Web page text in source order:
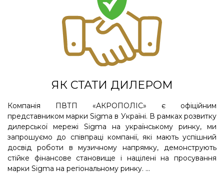
ЯК СТАТИ ДИЛЕРОМ
Компанія ПВТП «АКРОПОЛІС» є офіційним
представником марки Sigma в Україні. В рамках розвитку
дилерської мережі Sigma на українському ринку, ми
запрошуємо до співпраці компанії, які мають успішний
досвід роботи в музичному напрямку, демонструють
стійке фінансове становище і націлені на просування
марки Sigma на регіональному ринку. ...